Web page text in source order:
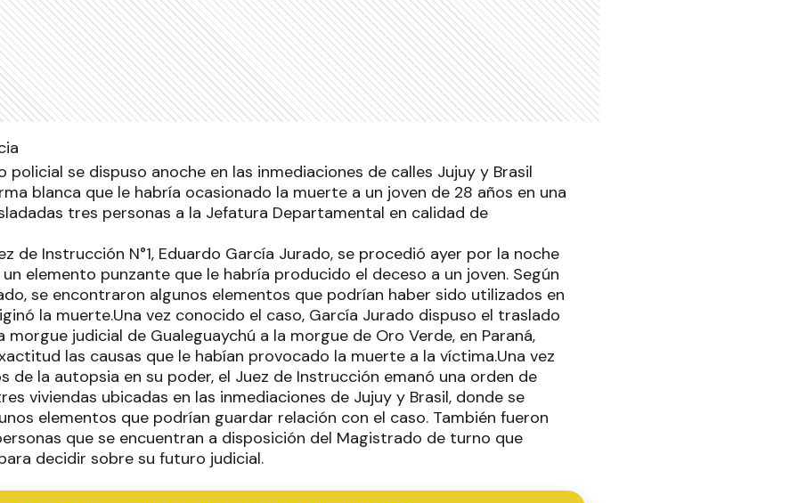
policial se dispuso anoche en las inmediaciones de calles Jujuy y Brasil
blanca que le habría ocasionado la muerte a un joven de 28 años en una
tres personas a la Jefatura Departamental en calidad de
de Instrucción N°1, Eduardo García Jurado, se procedió ayer por la noche
elemento punzante que le habría producido el deceso a un joven. Según
se encontraron algunos elementos que podrían haber sido utilizados en
la muerte.Una vez conocido el caso, García Jurado dispuso el traslado
morgue judicial de Gualeguaychú a la morgue de Oro Verde, en Paraná,
las causas que le habían provocado la muerte a la víctima.Una vez
de la autopsia en su poder, el Juez de Instrucción emanó una orden de
viviendas ubicadas en las inmediaciones de Jujuy y Brasil, donde se
elementos que podrían guardar relación con el caso. También fueron
que se encuentran a disposición del Magistrado de turno que
decidir sobre su futuro judicial.